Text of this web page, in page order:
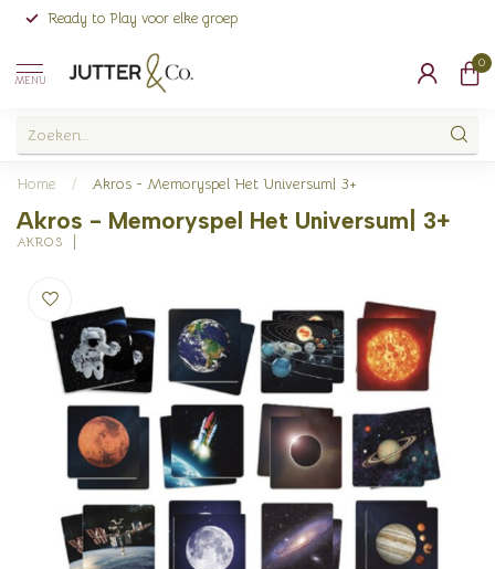
Ready to Play voor elke groep
MENU
0
Home / Akros - Memoryspel Het Universum| 3+
Akros - Memoryspel Het Universum| 3+
AKROS